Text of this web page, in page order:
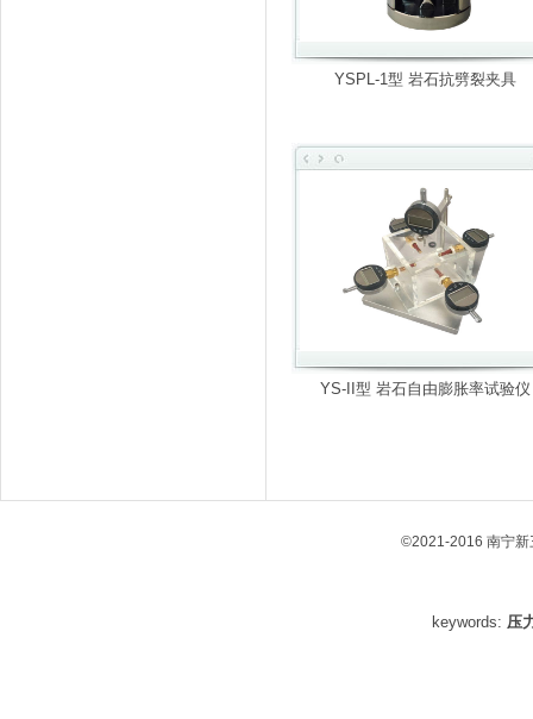
YSPL-1型 岩石抗劈裂夹具
YS-II型 岩石自由膨胀率试验仪
©2021-2016 南宁新
keywords:压